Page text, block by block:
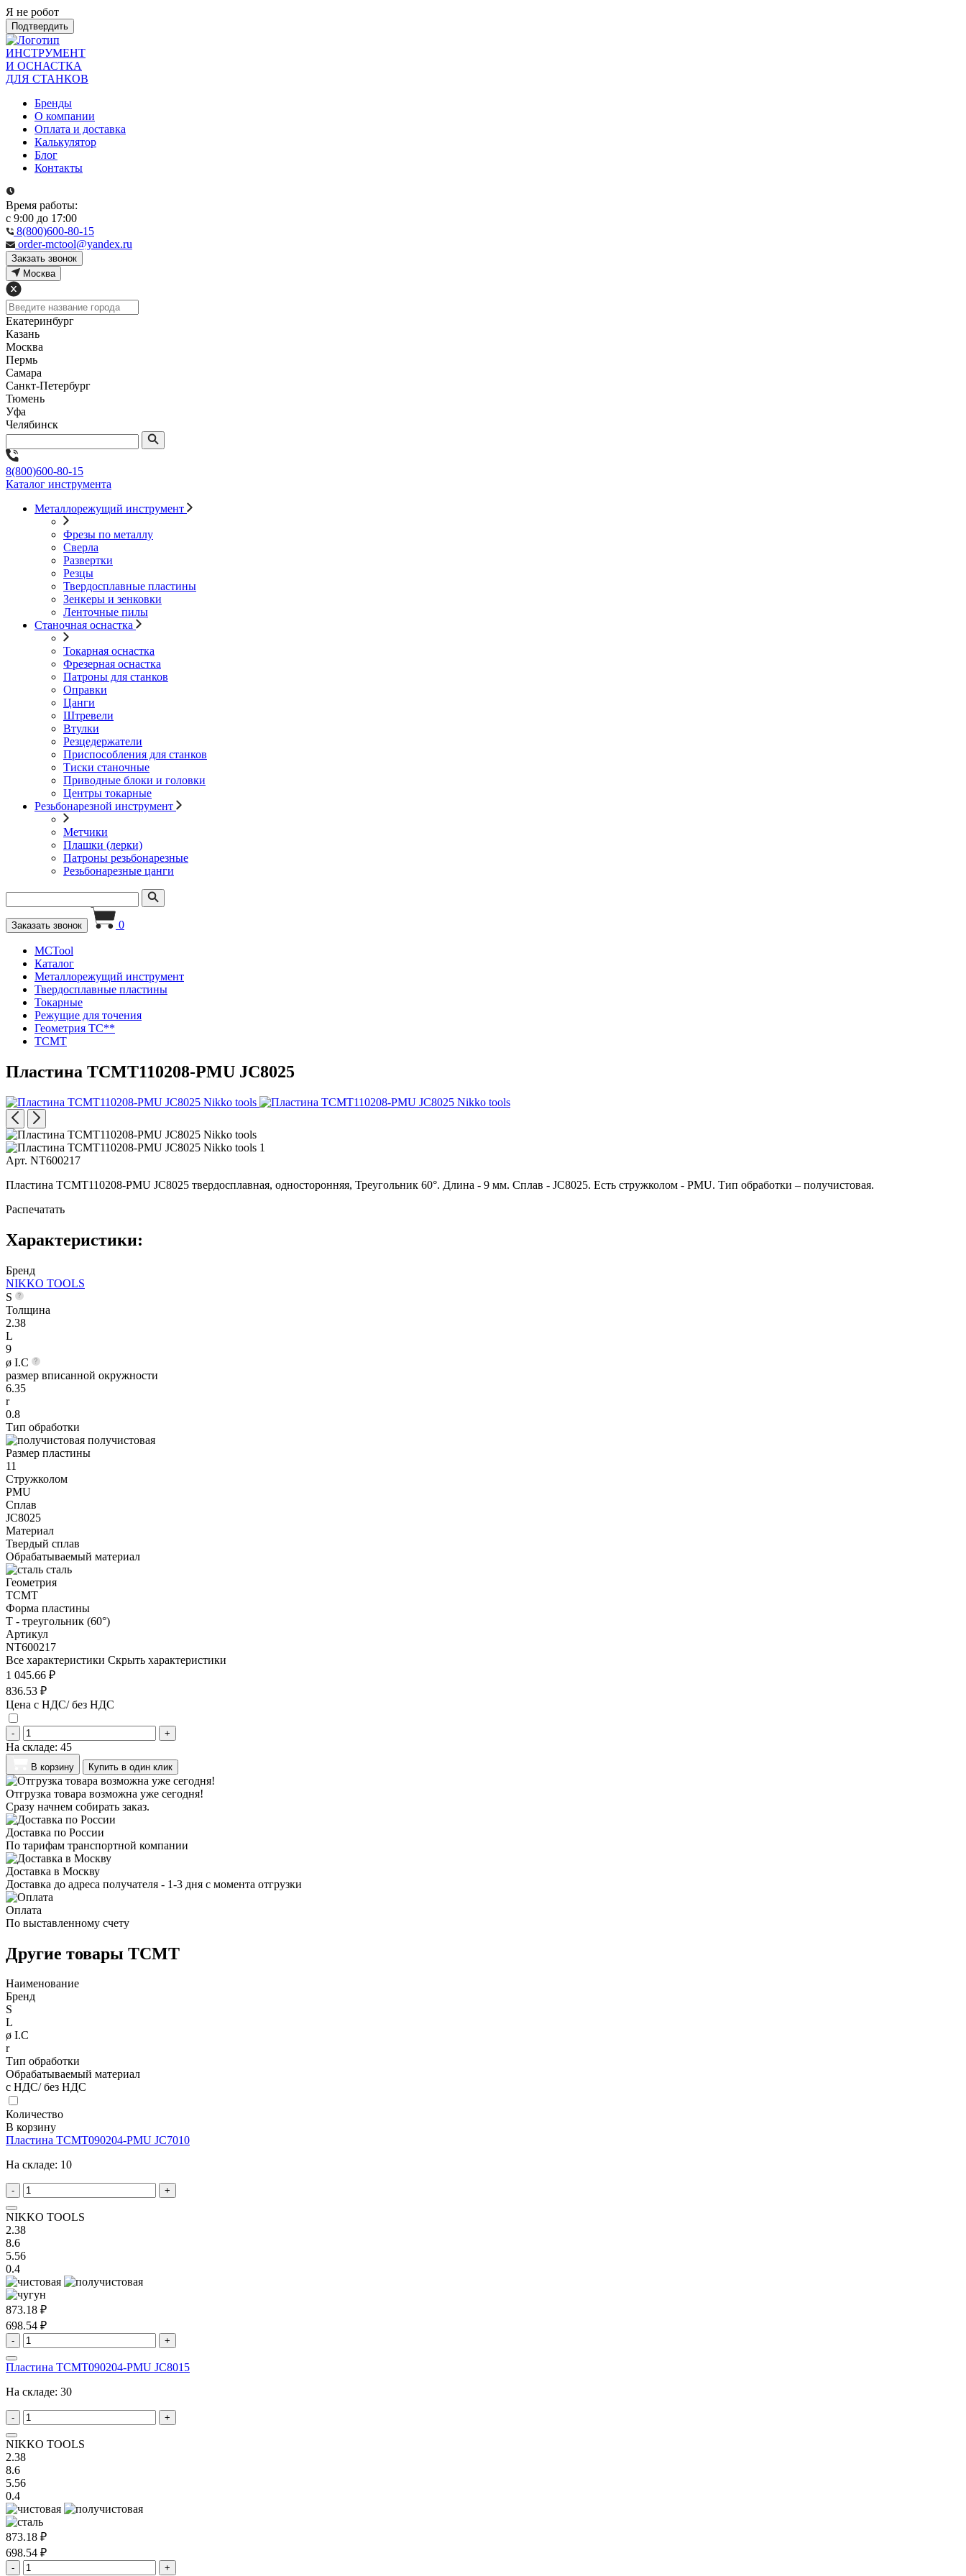
Я не робот
Подтвердить
ИНСТРУМЕНТ
И ОСНАСТКА
ДЛЯ СТАНКОВ
Бренды
О компании
Оплата и доставка
Калькулятор
Блог
Контакты
Время работы:
с 9:00 до 17:00
8(800)600-80-15
order-mctool@yandex.ru
Закзать звонок
Москва
Екатеринбург
Казань
Москва
Пермь
Самара
Санкт-Петербург
Тюмень
Уфа
Челябинск
8(800)600-80-15
Каталог инструмента
Металлорежущий инструмент
Фрезы по металлу
Сверла
Развертки
Резцы
Твердосплавные пластины
Зенкеры и зенковки
Ленточные пилы
Станочная оснастка
Токарная оснастка
Фрезерная оснастка
Патроны для станков
Оправки
Цанги
Штревели
Втулки
Резцедержатели
Приспособления для станков
Тиски станочные
Приводные блоки и головки
Центры токарные
Резьбонарезной инструмент
Метчики
Плашки (лерки)
Патроны резьбонарезные
Резьбонарезные цанги
Заказать звонок 0
MCTool
Каталог
Металлорежущий инструмент
Твердосплавные пластины
Токарные
Режущие для точения
Геометрия TC**
TCMT
Пластина TCMT110208-PMU JC8025
Арт. NT600217
Пластина TCMT110208-PMU JC8025 твердосплавная, односторонняя, Треугольник 60°. Длина - 9 мм. Сплав - JC8025. Есть стружколом - PMU. Тип обработки – получистовая.
Распечатать
Характеристики:
Бренд
NIKKO TOOLS
S
Толщина
2.38
L
9
ø I.C
размер вписанной окружности
6.35
r
0.8
Тип обработки
получистовая
Размер пластины
11
Стружколом
PMU
Сплав
JC8025
Материал
Твердый сплав
Обрабатываемый материал
сталь
Геометрия
TCMT
Форма пластины
T - треугольник (60°)
Артикул
NT600217
Все характеристики Скрыть характеристики
1 045.66 ₽
836.53 ₽
Цена с НДС/ без НДС
- +
На складе: 45
В корзину Купить в один клик
Отгрузка товара возможна уже сегодня!
Сразу начнем собирать заказ.
Доставка по России
По тарифам транспортной компании
Доставка в Москву
Доставка до адреса получателя - 1-3 дня с момента отгрузки
Оплата
По выставленному счету
Другие товары TCMT
Наименование
Бренд
S
L
ø I.C
r
Тип обработки
Обрабатываемый материал
с НДС/ без НДС
Количество
В корзину
Пластина TCMT090204-PMU JC7010
На складе: 10
- +
NIKKO TOOLS
2.38
8.6
5.56
0.4
873.18 ₽
698.54 ₽
- +
Пластина TCMT090204-PMU JC8015
На складе: 30
- +
NIKKO TOOLS
2.38
8.6
5.56
0.4
873.18 ₽
698.54 ₽
- +